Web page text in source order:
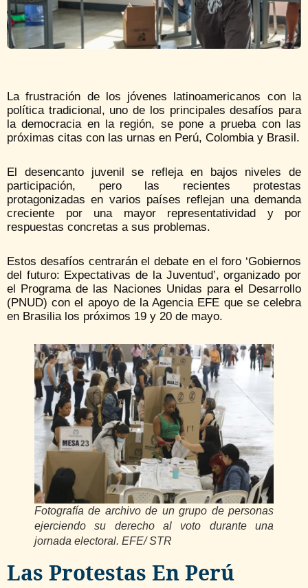
La frustración de los jóvenes latinoamericanos con la
política tradicional, uno de los principales desafíos para
la democracia en la región, se pone a prueba con las
próximas citas con las urnas en Perú, Colombia y Brasil.
El desencanto juvenil se refleja en bajos niveles de
participación, pero las recientes protestas
protagonizadas en varios países reflejan una demanda
creciente por una mayor representatividad y por
respuestas concretas a sus problemas.
Estos desafíos centrarán el debate en el foro ‘Gobiernos
del futuro: Expectativas de la Juventud’, organizado por
el Programa de las Naciones Unidas para el Desarrollo
(PNUD) con el apoyo de la Agencia EFE que se celebra
en Brasilia los próximos 19 y 20 de mayo.
Fotografía de archivo de un grupo de personas
ejerciendo su derecho al voto durante una
jornada electoral. EFE/ STR
Las Protestas En Perú